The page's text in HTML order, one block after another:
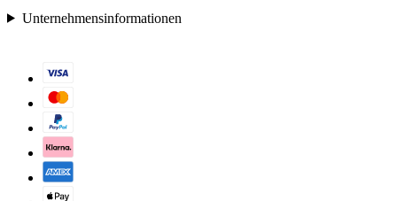
Unternehmensinformationen